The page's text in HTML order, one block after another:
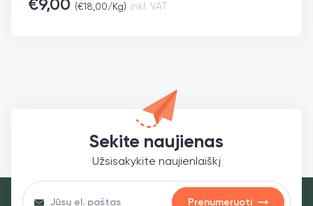
€9,00 (€18,00/Kg) inkl. VAT
Sekite naujienas
Užsisakykite naujienlaiškį
Prenumeruoti